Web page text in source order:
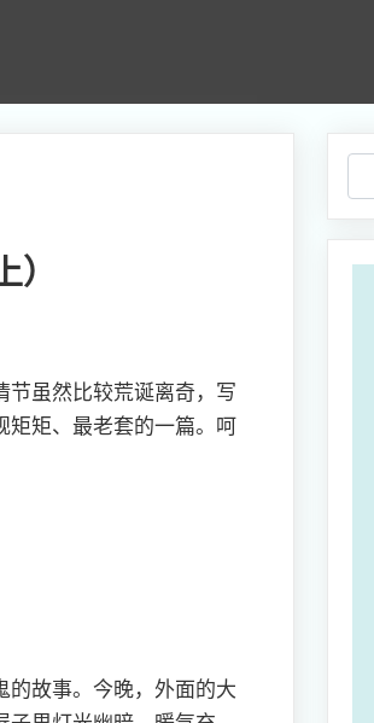
节虽然比较荒诞离奇，写
矩矩、最老套的一篇。呵
故事。今晚，外面的大